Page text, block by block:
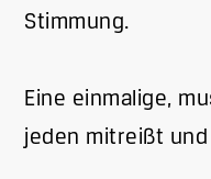
Stimmung.
Eine einmalige,
jeden mitreißt